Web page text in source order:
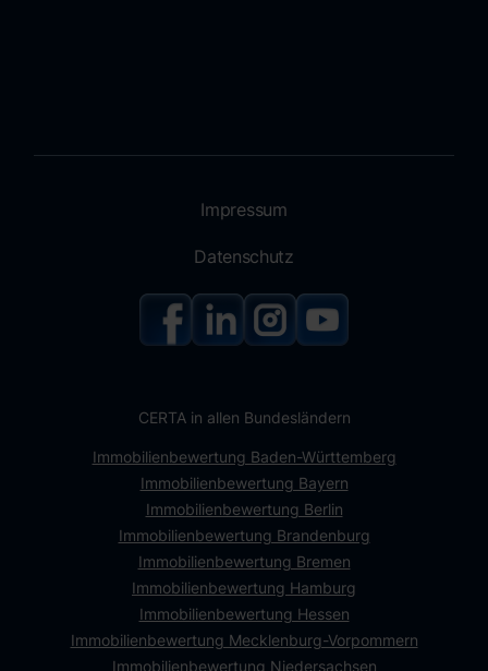
Impressum
Datenschutz
CERTA in allen Bundesländern
Immobilienbewertung Baden-Württemberg
Immobilienbewertung Bayern
Immobilienbewertung Berlin
Immobilienbewertung Brandenburg
Immobilienbewertung Bremen
Immobilienbewertung Hamburg
Immobilienbewertung Hessen
Immobilienbewertung Mecklenburg-Vorpommern
Immobilienbewertung Niedersachsen